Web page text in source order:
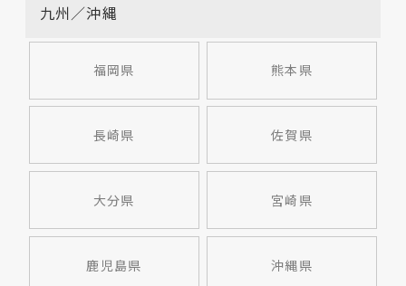
九州／沖縄
福岡県 熊本県
長崎県 佐賀県
大分県 宮崎県
鹿児島県 沖縄県